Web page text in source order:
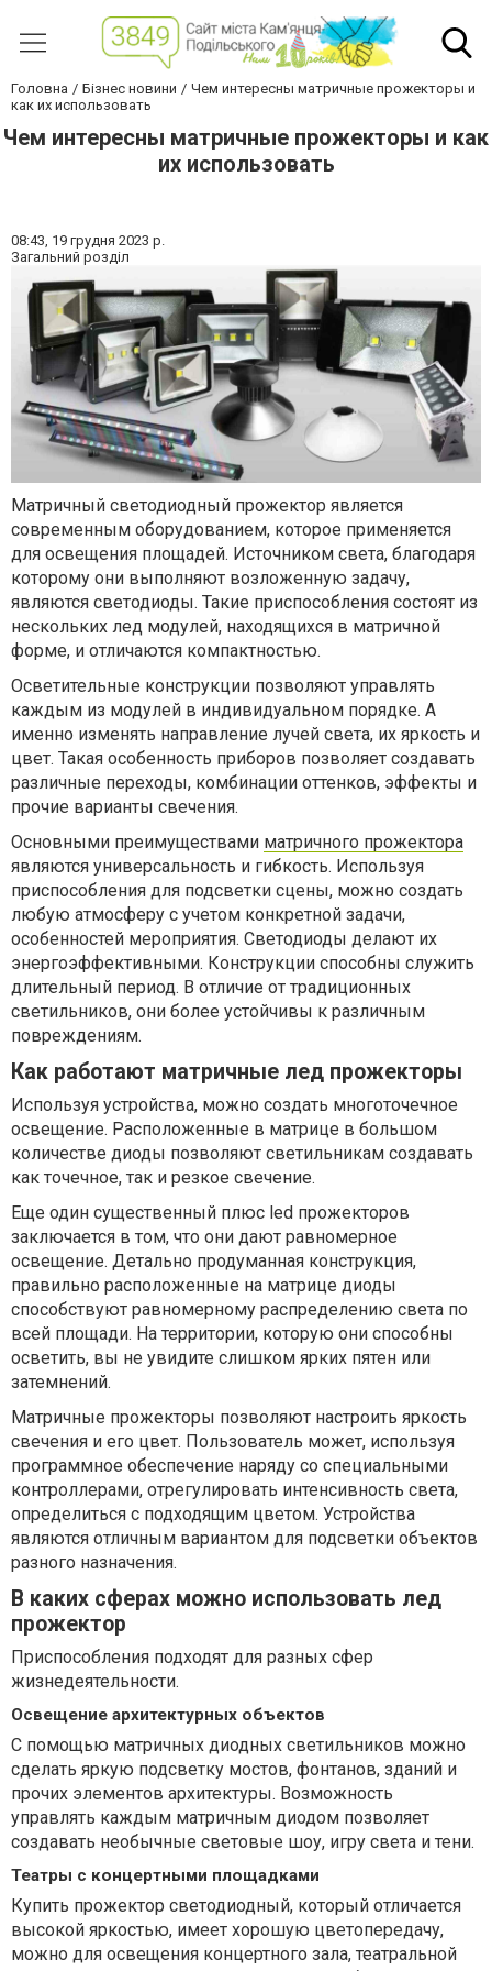
Головна Бізнес новини
Чем интересны матричные прожекторы и
как их использовать
Чем интересны матричные прожекторы и как
их использовать
08:43, 19 грудня 2023 р.
Загальний розділ
Матричный светодиодный прожектор является
современным оборудованием, которое применяется
для освещения площадей. Источником света, благодаря
которому они выполняют возложенную задачу,
являются светодиоды. Такие приспособления состоят из
нескольких лед модулей, находящихся в матричной
форме, и отличаются компактностью.
Осветительные конструкции позволяют управлять
каждым из модулей в индивидуальном порядке. А
именно изменять направление лучей света, их яркость и
цвет. Такая особенность приборов позволяет создавать
различные переходы, комбинации оттенков, эффекты и
прочие варианты свечения.
Основными преимуществами матричного прожектора
являются универсальность и гибкость. Используя
приспособления для подсветки сцены, можно создать
любую атмосферу с учетом конкретной задачи,
особенностей мероприятия. Светодиоды делают их
энергоэффективными. Конструкции способны служить
длительный период. В отличие от традиционных
светильников, они более устойчивы к различным
повреждениям.
Как работают матричные лед прожекторы
Используя устройства, можно создать многоточечное
освещение. Расположенные в матрице в большом
количестве диоды позволяют светильникам создавать
как точечное, так и резкое свечение.
Еще один существенный плюс led прожекторов
заключается в том, что они дают равномерное
освещение. Детально продуманная конструкция,
правильно расположенные на матрице диоды
способствуют равномерному распределению света по
всей площади. На территории, которую они способны
осветить, вы не увидите слишком ярких пятен или
затемнений.
Матричные прожекторы позволяют настроить яркость
свечения и его цвет. Пользователь может, используя
программное обеспечение наряду со специальными
контроллерами, отрегулировать интенсивность света,
определиться с подходящим цветом. Устройства
являются отличным вариантом для подсветки объектов
разного назначения.
В каких сферах можно использовать лед
прожектор
Приспособления подходят для разных сфер
жизнедеятельности.
Освещение архитектурных объектов
С помощью матричных диодных светильников можно
сделать яркую подсветку мостов, фонтанов, зданий и
прочих элементов архитектуры. Возможность
управлять каждым матричным диодом позволяет
создавать необычные световые шоу, игру света и тени.
Театры с концертными площадками
Купить прожектор светодиодный, который отличается
высокой яркостью, имеет хорошую цветопередачу,
можно для освещения концертного зала, театральной